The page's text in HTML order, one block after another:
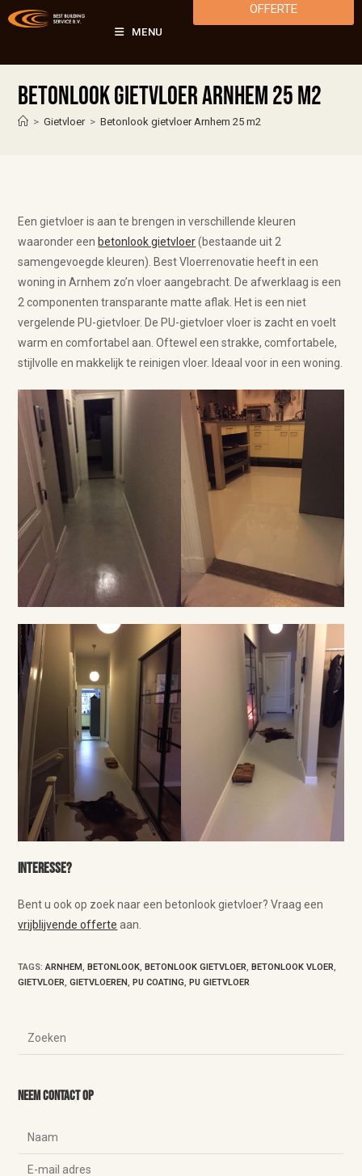
MENU
OFFERTE
Betonlook gietvloer Arnhem 25 m2
> Gietvloer > Betonlook gietvloer Arnhem 25 m2
Een gietvloer is aan te brengen in verschillende kleuren
waaronder een betonlook gietvloer(bestaande uit 2
samengevoegde kleuren). Best Vloerrenovatie heeft in een
woning in Arnhem zo’n vloer aangebracht. De afwerklaag is een
2 componenten transparante matte aflak. Het is een niet
vergelende PU-gietvloer. De PU-gietvloer vloer is zacht en voelt
warm en comfortabel aan. Oftewel een strakke, comfortabele,
stijlvolle en makkelijk te reinigen vloer. Ideaal voor in een woning.
Interesse?
Bent u ook op zoek naar een betonlook gietvloer? Vraag een
vrijblijvende offerte aan.
TAGS:ARNHEM BETONLOOK BETONLOOK GIETVLOER BETONLOOK VLOER
GIETVLOER GIETVLOEREN PU COATING PU GIETVLOER
Neem contact op